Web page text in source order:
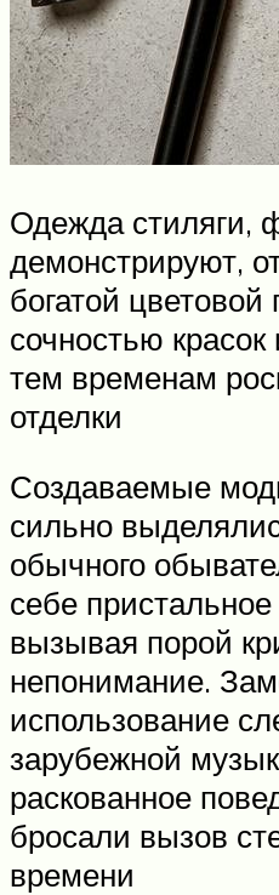
Одежда стиляги,
демонстрируют,
богатой цветовой
сочностью
тем временам
отделки
Создаваемые
сильно
обычного
себе
вызывая порой
непонимание.
использование
зарубежной
раскованное
бросали вызов
времени